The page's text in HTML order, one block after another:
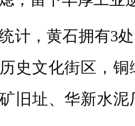
计，黄石拥有3
史文化街区，
旧址、华新水